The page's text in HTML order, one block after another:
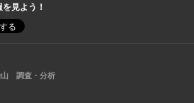
見よう！
調査・分析